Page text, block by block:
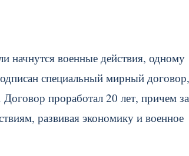
начнутся военные действия, одному
специальный мирный
проработал 20 лет, причем
развивая экономику и военное